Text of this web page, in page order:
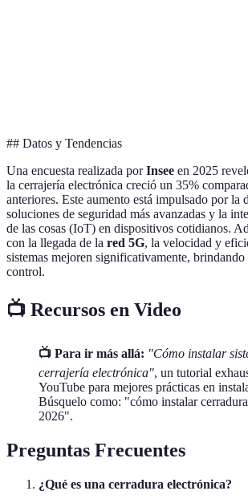
## Datos y Tendencias
Una encuesta realizada porInsee en 2025
la cerrajería electrónica creció un 35%
anteriores. Este aumento está impulsado por la
soluciones de seguridad más avanzadas y la
de las cosas (IoT) en dispositivos cotidianos.
con la llegada de la red 5G, la velocidad y
sistemas mejoren significativamente,
control.
📺 Recursos en Video
📺 Para ir más allá: "Cómo instalar
cerrajería electrónica", un tutorial
YouTube para mejores prácticas en
Búsquelo como: "cómo instalar
2026".
Preguntas Frecuentes
¿Qué es una cerradura electrónica?